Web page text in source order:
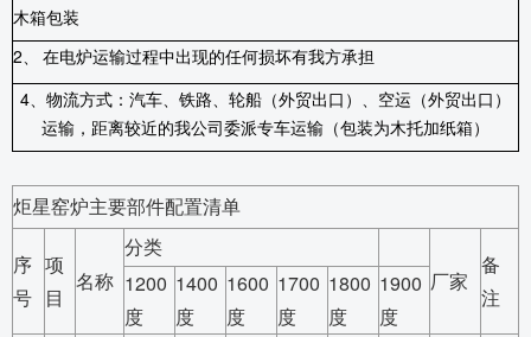
木箱包装
2、
在电炉运输过程中出现的任何损坏有我方承担
4、物流方式：汽车、铁路、轮船（外贸出口）、空运（外贸出口）
运输，距离较近的我公司委派专车运输（包装为木托加纸箱）
炬星窑炉主要部件配置清单
序
号
项
目
名称
分类
厂家
备
注
1200
度
1400
度
1600
度
1700
度
1800
度
1900
度